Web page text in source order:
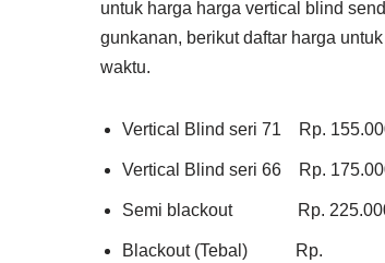
untuk harga harga vertical blind
gunkanan, berikut daftar harga untuk
waktu.
Vertical Blind seri 71 Rp.
Vertical Blind seri 66 Rp.
Semi blackout Rp.
Blackout (Tebal) Rp.